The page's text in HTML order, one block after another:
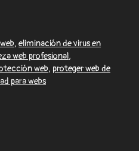
,eliminación de virus en
web profesional,
web, proteger web de
para webs